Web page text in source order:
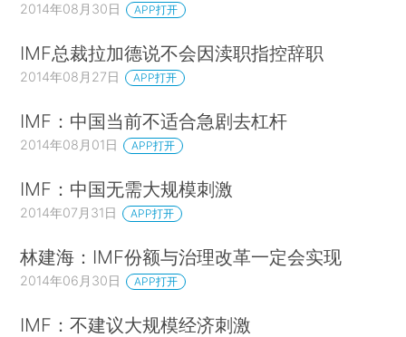
2014年08月30日 APP打开
IMF总裁拉加德说不会因渎职指控辞职
2014年08月27日 APP打开
IMF：中国当前不适合急剧去杠杆
2014年08月01日 APP打开
IMF：中国无需大规模刺激
2014年07月31日 APP打开
林建海：IMF份额与治理改革一定会实现
2014年06月30日 APP打开
IMF：不建议大规模经济刺激